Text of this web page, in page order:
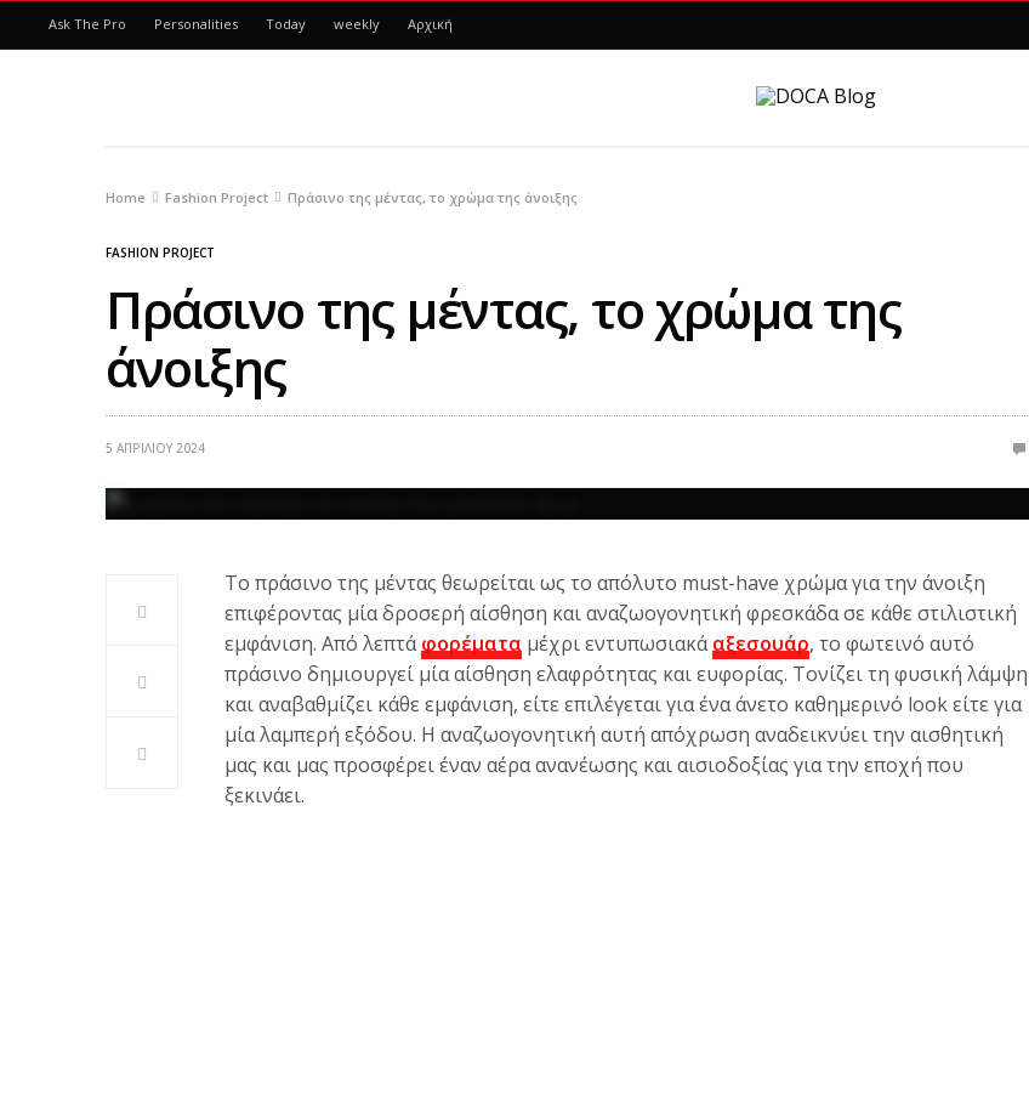
Ask The Pro Personalities Today weekly Αρχική
Home Fashion Project Πράσινο της μέντας, το χρώμα της άνοιξης
FASHION PROJECT
Πράσινο της μέντας, το χρώμα της
άνοιξης
5 ΑΠΡΙΛΊΟΥ 2024
Το πράσινο της μέντας θεωρείται ως το απόλυτο must-have χρώμα για την άνοιξη
επιφέροντας μία δροσερή αίσθηση και αναζωογονητική φρεσκάδα σε κάθε στιλιστική
εμφάνιση. Από λεπτάφορέματα μέχρι εντυπωσιακάαξεσουάρ, το φωτεινό αυτό
πράσινο δημιουργεί μία αίσθηση ελαφρότητας και ευφορίας. Τονίζει τη φυσική λάμψη
και αναβαθμίζει κάθε εμφάνιση, είτε επιλέγεται για ένα άνετο καθημερινό look είτε για
μία λαμπερή εξόδου. Η αναζωογονητική αυτή απόχρωση αναδεικνύει την αισθητική
μας και μας προσφέρει έναν αέρα ανανέωσης και αισιοδοξίας για την εποχή που
ξεκινάει.